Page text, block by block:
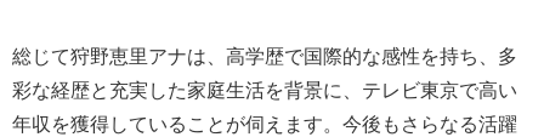
総じて狩野恵里アナは、高学歴で国際的な感性を持ち、多
彩な経歴と充実した家庭生活を背景に、テレビ東京で高い
年収を獲得していることが伺えます。今後もさらなる活躍